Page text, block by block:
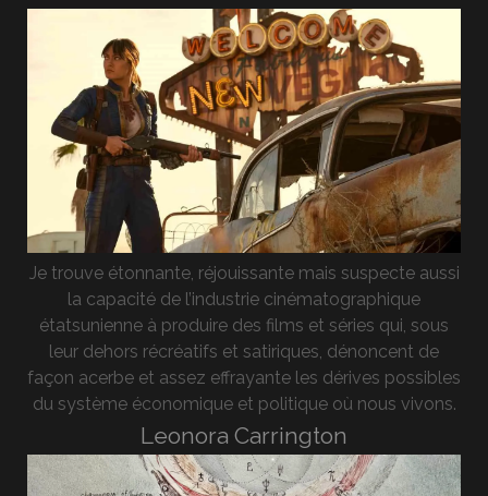
Je trouve étonnante, réjouissante mais suspecte aussi
la capacité de l’industrie cinématographique
étatsunienne à produire des films et séries qui, sous
leur dehors récréatifs et satiriques, dénoncent de
façon acerbe et assez effrayante les dérives possibles
du système économique et politique où nous vivons.
Leonora Carrington